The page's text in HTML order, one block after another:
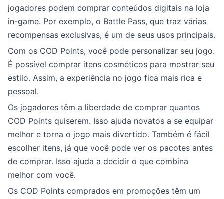
jogadores podem comprar conteúdos digitais na loja
in-game. Por exemplo, o Battle Pass, que traz várias
recompensas exclusivas, é um de seus usos principais.
Com os COD Points, você pode personalizar seu jogo.
É possível comprar itens cosméticos para mostrar seu
estilo. Assim, a experiência no jogo fica mais rica e
pessoal.
Os jogadores têm a liberdade de comprar quantos
COD Points quiserem. Isso ajuda novatos a se equipar
melhor e torna o jogo mais divertido. Também é fácil
escolher itens, já que você pode ver os pacotes antes
de comprar. Isso ajuda a decidir o que combina
melhor com você.
Os COD Points comprados em promoções têm um